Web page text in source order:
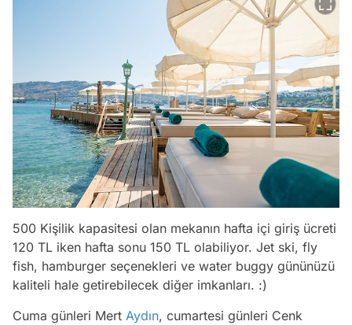
500 Kişilik kapasitesi olan mekanın hafta içi giriş ücreti
120 TL iken hafta sonu 150 TL olabiliyor. Jet ski, fly
fish, hamburger seçenekleri ve water buggy gününüzü
kaliteli hale getirebilecek diğer imkanları. :)
Cuma günleri Mert Aydın, cumartesi günleri Cenk